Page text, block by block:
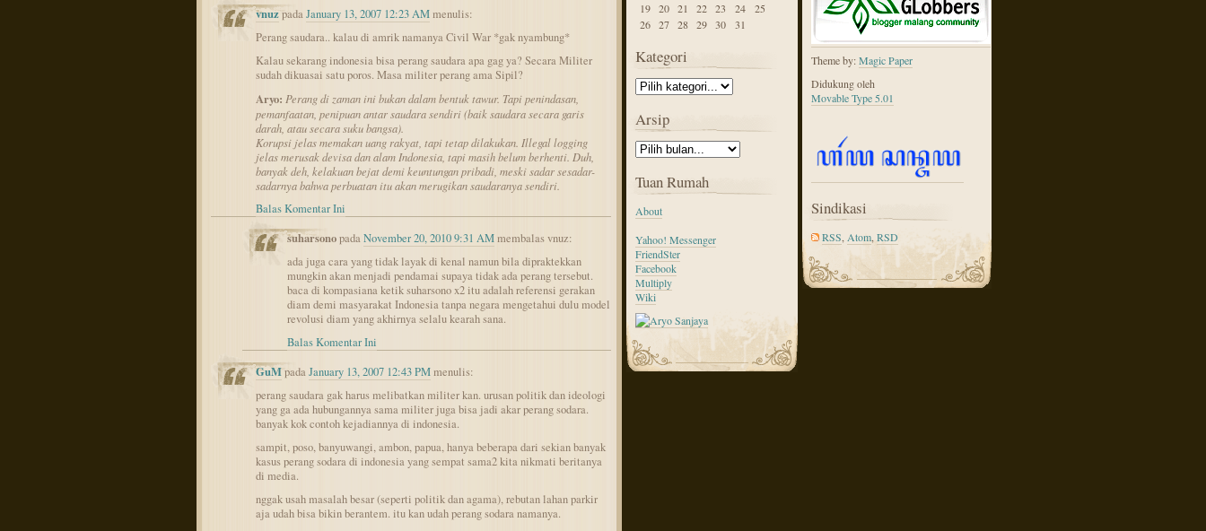
vnuzpadaJanuary 13, 2007 12:23 AMmenulis:
Perang saudara.. kalau di amrik namanya Civil War *gak nyambung*
Kalau sekarang indonesia bisa perang saudara apa gag ya? Secara Militer
sudah dikuasai satu poros. Masa militer perang ama Sipil?
Aryo: Perang di zaman ini bukan dalam bentuk tawur. Tapi penindasan,
pemanfaatan, penipuan antar saudara sendiri (baik saudara secara garis
darah, atau secara suku bangsa).
Korupsi jelas memakan uang rakyat, tapi tetap dilakukan. Illegal logging
jelas merusak devisa dan alam Indonesia, tapi masih belum berhenti. Duh,
banyak deh, kelakuan bejat demi keuntungan pribadi, meski sadar sesadar-
sadarnya bahwa perbuatan itu akan merugikan saudaranya sendiri.
Balas Komentar Ini
suharsonopadaNovember 20, 2010 9:31 AMmembalas vnuz:
ada juga cara yang tidak layak di kenal namun bila dipraktekkan
mungkin akan menjadi pendamai supaya tidak ada perang tersebut.
baca di kompasiana ketik suharsono x2 itu adalah referensi gerakan
diam demi masyarakat Indonesia tanpa negara mengetahui dulu model
revolusi diam yang akhirnya selalu kearah sana.
Balas Komentar Ini
GuMpadaJanuary 13, 2007 12:43 PMmenulis:
perang saudara gak harus melibatkan militer kan. urusan politik dan ideologi
yang ga ada hubungannya sama militer juga bisa jadi akar perang sodara.
banyak kok contoh kejadiannya di indonesia.
sampit, poso, banyuwangi, ambon, papua, hanya beberapa dari sekian banyak
kasus perang sodara di indonesia yang sempat sama2 kita nikmati beritanya
di media.
nggak usah masalah besar (seperti politik dan agama), rebutan lahan parkir
aja udah bisa bikin berantem. itu kan udah perang sodara namanya.
19 20 21 22 23 24
25
26 27 28 29 30 31
Kategori
Arsip
Tuan Rumah
About
Yahoo! Messenger
FriendSter
Facebook
Multiply
Wiki
Theme by:Magic Paper
Didukung oleh
Movable Type 5.01
Sindikasi
RSS Atom, RSD